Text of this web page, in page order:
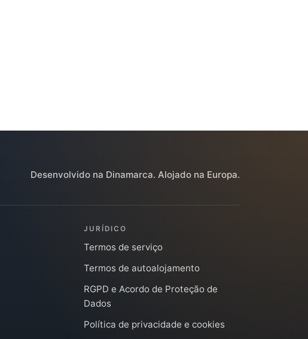
Desenvolvido na Dinamarca. Alojado na Europa.
JURÍDICO
Termos de serviço
Termos de autoalojamento
RGPD e Acordo de Proteção de
Dados
Política de privacidade e cookies